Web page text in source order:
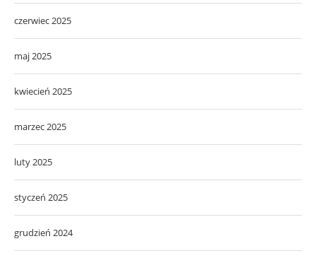
czerwiec 2025
maj 2025
kwiecień 2025
marzec 2025
luty 2025
styczeń 2025
grudzień 2024